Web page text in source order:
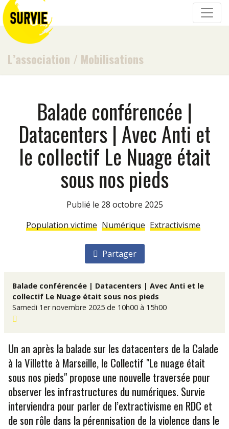
L’association / Mobilisations
Balade conférencée |
Datacenters | Avec Anti et
le collectif Le Nuage était
sous nos pieds
Publié le 28 octobre 2025
Population victime Numérique Extractivisme
Partager
Balade conférencée | Datacenters | Avec Anti et le
collectif Le Nuage était sous nos pieds
Samedi 1er novembre 2025 de 10h00 à 15h00
Un an après la balade sur les datacenters de la Calade
à la Villette à Marseille, le Collectif "Le nuage était
sous nos pieds" propose une nouvelle traversée pour
observer les infrastructures du numériques. Survie
interviendra pour parler de l’extractivisme en RDC et
de son rôle dans la pérennisation de la violence dans le